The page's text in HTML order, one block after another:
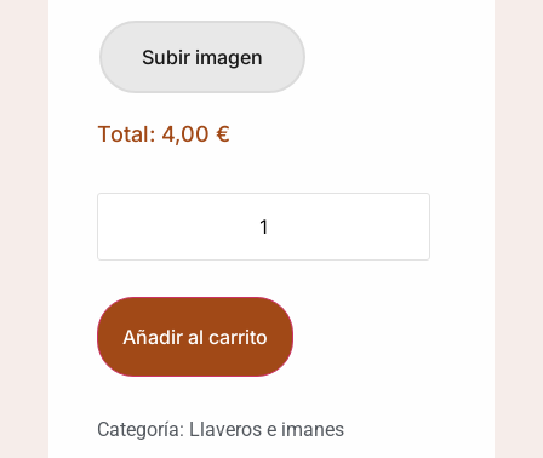
Total: 4,00 €
Añadir al carrito
Categoría: Llaveros e imanes